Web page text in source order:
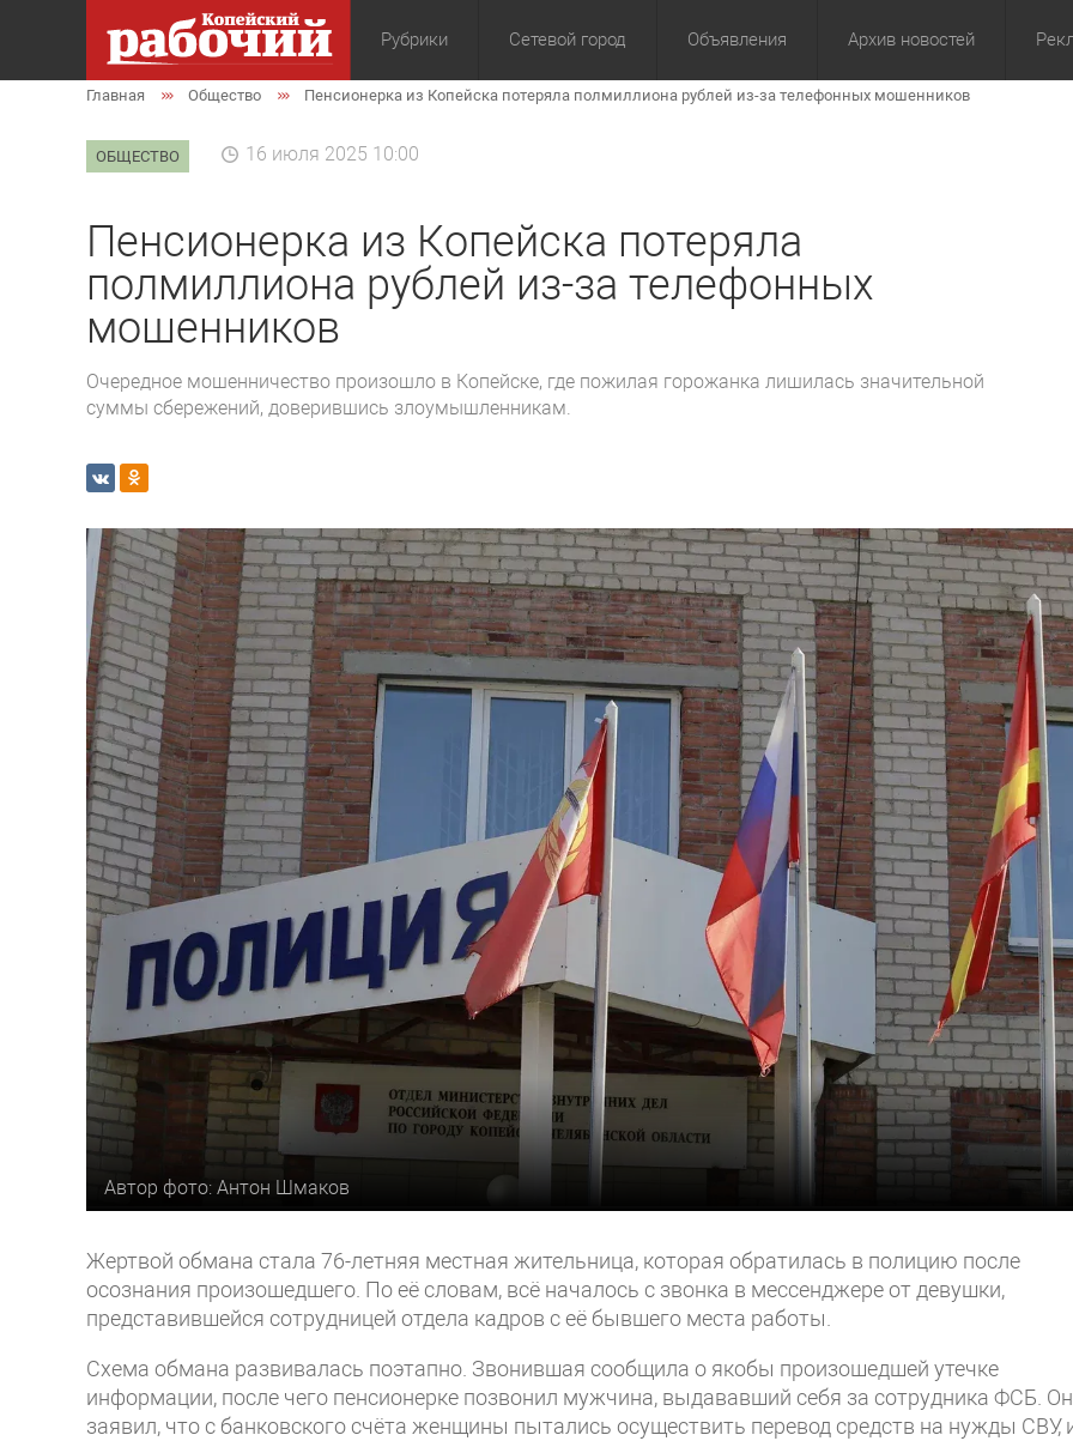
Рубрики
Общество Экономика Культура Политика Спорт ЖКХ
Сетевой город Объявления Архив новостей
За сутки За 3 дня
Главная Общество Пенсионерка из Копейска потеряла полмиллиона рублей из-за телефонных мошенников
ОБЩЕСТВО 16 июля 2025 10:00
Пенсионерка из Копейска потеряла
полмиллиона рублей из-за телефонных
мошенников
Очередное мошенничество произошло в Копейске, где пожилая горожанка лишилась значительной
суммы сбережений, доверившись злоумышленникам.
Автор фото: Антон Шмаков
Жертвой обмана стала 76-летняя местная жительница, которая обратилась в полицию после
осознания произошедшего. По её словам, всё началось с звонка в мессенджере от девушки,
представившейся сотрудницей отдела кадров с её бывшего места работы.
Схема обмана развивалась поэтапно. Звонившая сообщила о якобы произошедшей утечке
информации, после чего пенсионерке позвонил мужчина, выдававший себя за сотрудника ФСБ. Он
заявил, что с банковского счёта женщины пытались осуществить перевод средств на нужды СВУ,